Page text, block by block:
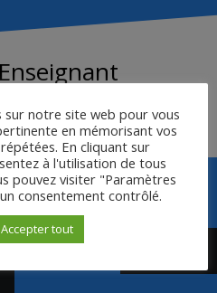
qui tua Liberty Valence
sur notre site web pour vous
en mémorisant vos
En cliquant sur
à l'utilisation de tous
pouvez visiter "Paramètres
consentement contrôlé.
Accepter tout